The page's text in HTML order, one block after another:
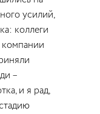
усилий,
коллеги
компании
–
и я рад,